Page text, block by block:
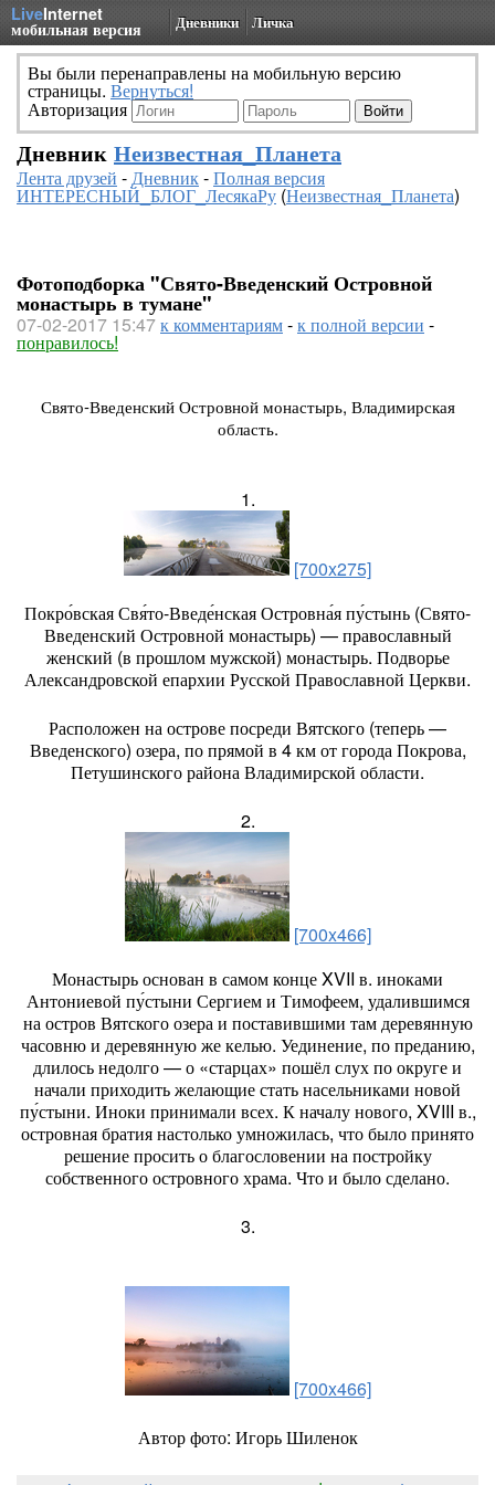
LiveInternet
мобильная версия Дневники Личка
Вы были перенаправлены на мобильную версию
страницы. Вернуться!
Авторизация
Дневник Неизвестная_Планета
Лента друзей -Дневник-Полная версия
ИНТЕРЕСНЫЙ_БЛОГ_ЛесякаРу(Неизвестная_Планета)
Фотоподборка "Свято-Введенский Островной
монастырь в тумане"
07-02-2017 15:47к комментариям-к полной версии -
понравилось!
Свято-Введенский Островной монастырь, Владимирская
область.
1.
[700x275]
Покро́вская Свя́то-Введе́нская Островна́я пу́стынь (Свято-
Введенский Островной монастырь) — православный
женский (в прошлом мужской) монастырь. Подворье
Александровской епархии Русской Православной Церкви.
Расположен на острове посреди Вятского (теперь —
Введенского) озера, по прямой в 4 км от города Покрова,
Петушинского района Владимирской области.
2.
[700x466]
Монастырь основан в самом конце XVII в. иноками
Антониевой пу́стыни Сергием и Тимофеем, удалившимся
на остров Вятского озера и поставившими там деревянную
часовню и деревянную же келью. Уединение, по преданию,
длилось недолго — о «старцах» пошёл слух по округе и
начали приходить желающие стать насельниками новой
пу́стыни. Иноки принимали всех. К началу нового, XVIII в.,
островная братия настолько умножилась, что было принято
решение просить о благословении на постройку
собственного островного храма. Что и было сделано.
3.
[700x466]
Автор фото: Игорь Шиленок